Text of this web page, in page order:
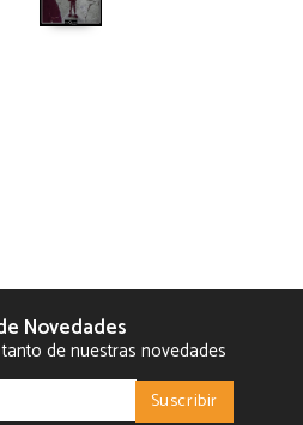
Novedades
de nuestras novedades